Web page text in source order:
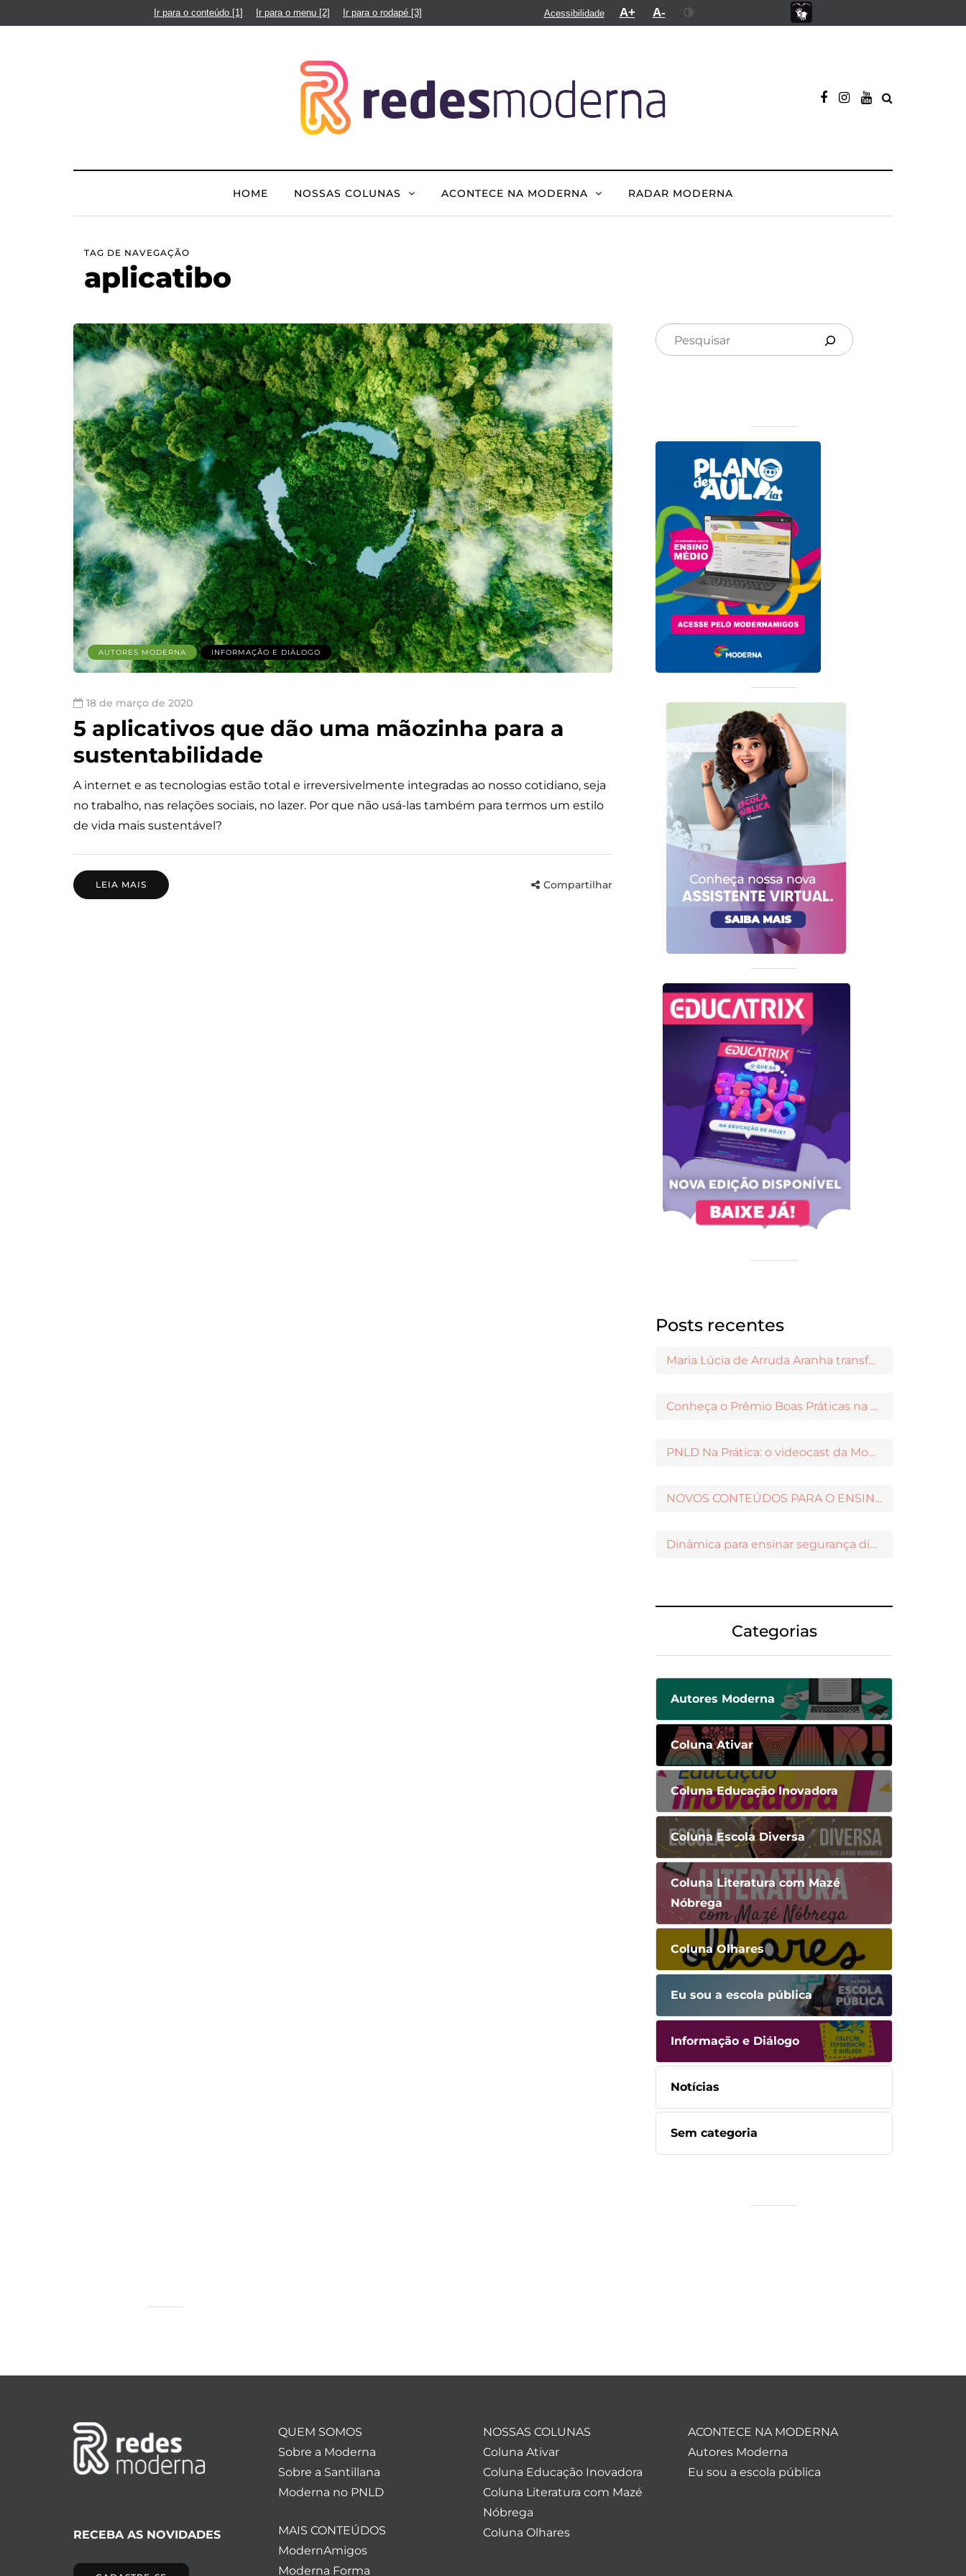
Ir para o conteúdo [1] Ir para o menu [2] Ir para o rodapé [3] Acessibilidade A+ A-
HOME NOSSAS COLUNAS ACONTECE NA MODERNA RADAR MODERNA
TAG DE NAVEGAÇÃO
aplicatibo
AUTORES MODERNA INFORMAÇÃO E DIÁLOGO
18 de março de 2020
5 aplicativos que dão uma mãozinha para a
sustentabilidade
A internet e as tecnologias estão total e irreversivelmente integradas ao nosso cotidiano, seja
no trabalho, nas relações sociais, no lazer. Por que não usá-las também para termos um estilo
de vida mais sustentável?
LEIA MAIS Compartilhar
Posts recentes
Maria Lúcia de Arruda Aranha transformou o ensino de Filosofia no Brasil
Conheça o Prêmio Boas Práticas na Escola
PNLD Na Prática: o videocast da Moderna para apoiar a escolha das obras aprovadas
NOVOS CONTEÚDOS PARA O ENSINO MÉDIO DISPONÍVEIS NO MODERNAMIGOS
Dinâmica para ensinar segurança digital nos Anos Iniciais
Categorias
Autores Moderna
Coluna Ativar
Coluna Educação Inovadora
Coluna Escola Diversa
Coluna Literatura com Mazé
Nóbrega
Coluna Olhares
Eu sou a escola pública
Informação e Diálogo
Notícias
Sem categoria
RECEBA AS NOVIDADES
QUEM SOMOS
Sobre a Moderna
Sobre a Santillana
Moderna no PNLD
MAIS CONTEÚDOS
ModernAmigos
Moderna Forma
NOSSAS COLUNAS
Coluna Ativar
Coluna Educação Inovadora
Coluna Literatura com Mazé
Nóbrega
Coluna Olhares
ACONTECE NA MODERNA
Autores Moderna
Eu sou a escola pública